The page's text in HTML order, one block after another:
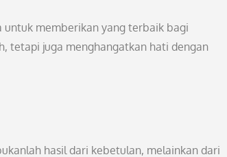
untuk memberikan yang terbaik bagi
tetapi juga menghangatkan hati dengan
hasil dari kebetulan, melainkan dari